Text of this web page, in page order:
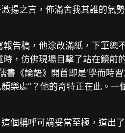
揚之言，佈滿舍我其誰的
告稿，他涂改滿紙，下筆
，仿佛現場目擊了站在鏡
《論語》開首即是‘學而時
樂處”？他的奇特正在此。
個稱呼可謂妥當至極，道出